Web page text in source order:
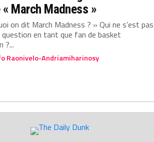
March Madness »
on dit March Madness ? » Qui ne s’est pas
question en tant que fan de basket
?...
Raonivelo-Andriamiharinosy